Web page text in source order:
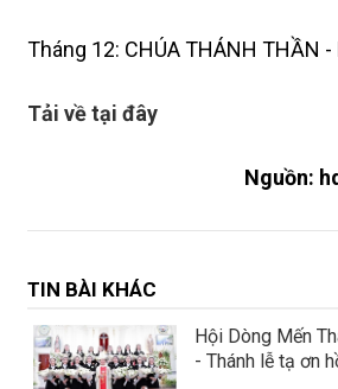
Tháng 12: CHÚA THÁNH THẦN -
Tải về tại đây
Nguồn:
TIN BÀI KHÁC
Hội Dòng Mến
- Thánh lễ tạ ơn